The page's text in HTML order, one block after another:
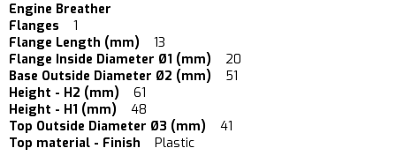
Engine Breather
Flanges 1
Flange Length (mm) 13
Flange Inside Diameter Ø1 (mm) 20
Base Outside Diameter Ø2 (mm) 51
Height - H2 (mm) 61
Height - H1 (mm) 48
Top Outside Diameter Ø3 (mm)
41
Top material - Finish
Plastic